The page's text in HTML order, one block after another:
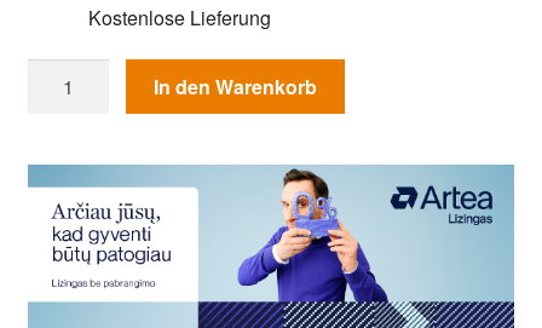
Kostenlose Lieferung
Calypso
Titanium
Menge
In den Warenkorb